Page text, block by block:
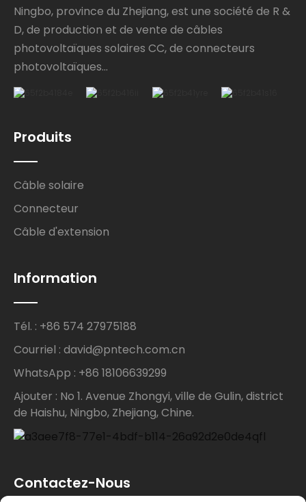
Ningbo, province du Zhejiang, est une société de R &
D, de production et de vente de câbles
photovoltaïques solaires CC, de connecteurs
photovoltaïques...
Produits
Câble solaire
Connecteur
Câble d'extension
Information
Tél. : +86 574 27975188
Courriel : david@pntech.com.cn
WhatsApp : +86 18106639299
Ajouter : No 1. Avenue Zhongyi, ville de Gulin, district
de Haishu, Ningbo, Zhejiang, Chine.
Contactez-Nous